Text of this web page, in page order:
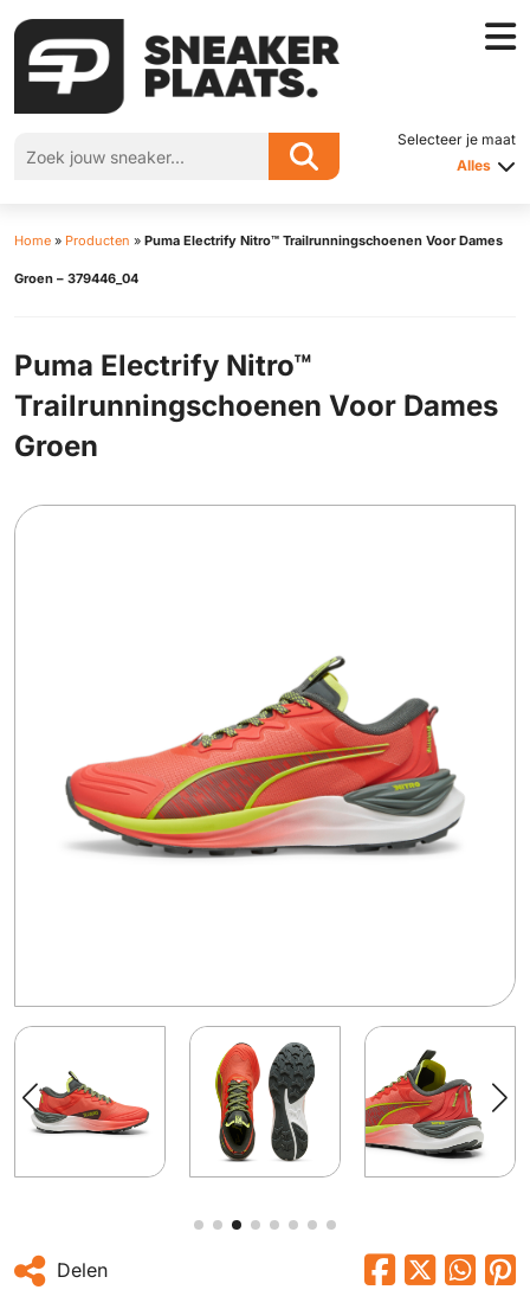
Selecteer je maat
Alles
Home » Producten » Puma Electrify Nitro™ Trailrunningschoenen Voor Dames
Groen – 379446_04
Puma Electrify Nitro™
Trailrunningschoenen Voor Dames
Groen
Delen